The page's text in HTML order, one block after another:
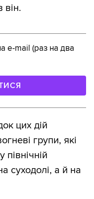
він.
e-mail (раз на два
цих дій
групи, які
північній
суходолі, а й на